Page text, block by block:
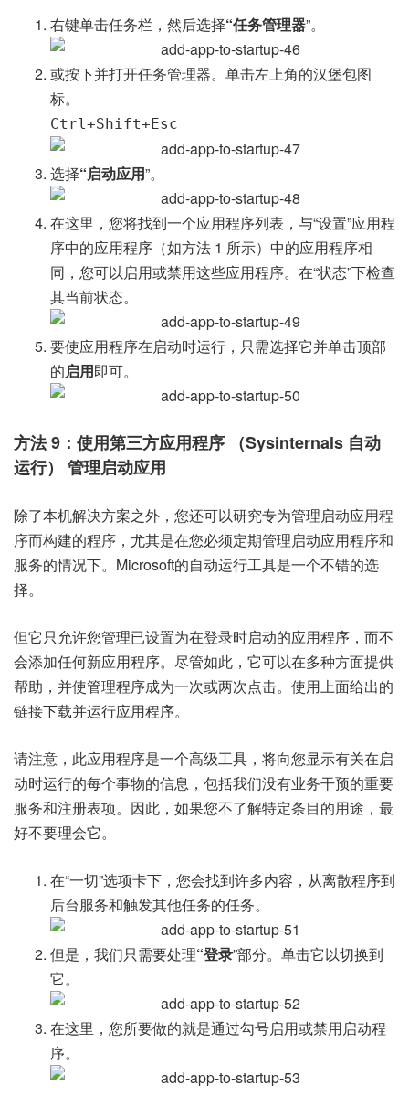
右键单击任务栏，然后选择“任务管理器”。
或按下并打开任务管理器。单击左上角的汉堡包图
标。
Ctrl+Shift+Esc
选择“启动应用”。
在这里，您将找到一个应用程序列表，与“设置”应用程
序中的应用程序（如方法 1 所示）中的应用程序相
同，您可以启用或禁用这些应用程序。在“状态”下检查
其当前状态。
要使应用程序在启动时运行，只需选择它并单击顶部
的启用即可。
方法 9：使用第三方应用程序 （Sysinternals 自动
运行） 管理启动应用
除了本机解决方案之外，您还可以研究专为管理启动应用程
序而构建的程序，尤其是在您必须定期管理启动应用程序和
服务的情况下。Microsoft的自动运行工具是一个不错的选
择。
但它只允许您管理已设置为在登录时启动的应用程序，而不
会添加任何新应用程序。尽管如此，它可以在多种方面提供
帮助，并使管理程序成为一次或两次点击。使用上面给出的
链接下载并运行应用程序。
请注意，此应用程序是一个高级工具，将向您显示有关在启
动时运行的每个事物的信息，包括我们没有业务干预的重要
服务和注册表项。因此，如果您不了解特定条目的用途，最
好不要理会它。
在“一切”选项卡下，您会找到许多内容，从离散程序到
后台服务和触发其他任务的任务。
但是，我们只需要处理“登录”部分。单击它以切换到
它。
在这里，您所要做的就是通过勾号启用或禁用启动程
序。